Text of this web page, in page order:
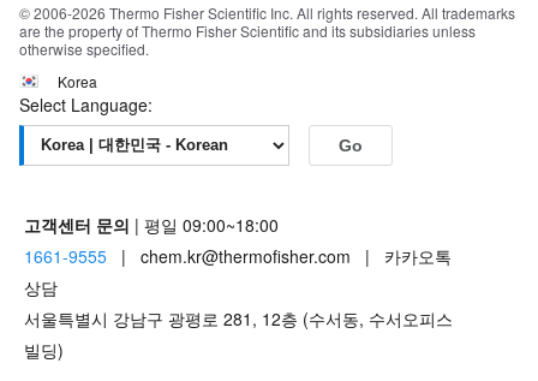
© 2006-2026 Thermo Fisher Scientific Inc. All rights reserved. All trademarks
are the property of Thermo Fisher Scientific and its subsidiaries unless
otherwise specified.
Korea
Select Language:
Go
고객센터 문의 | 평일 09:00~18:00
1661-9555 | chem.kr@thermofisher.com | 카카오톡
상담
서울특별시 강남구 광평로 281, 12층 (수서동, 수서오피스
빌딩)